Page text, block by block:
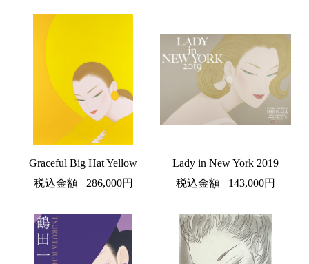
Graceful Big Hat Yellow
税込金額
286,000円
Lady in New York 2019
税込金額
143,000円